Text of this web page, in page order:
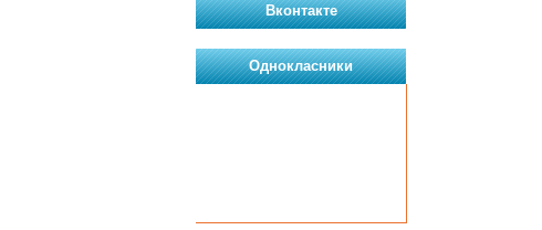
Вконтакте
Однокласники